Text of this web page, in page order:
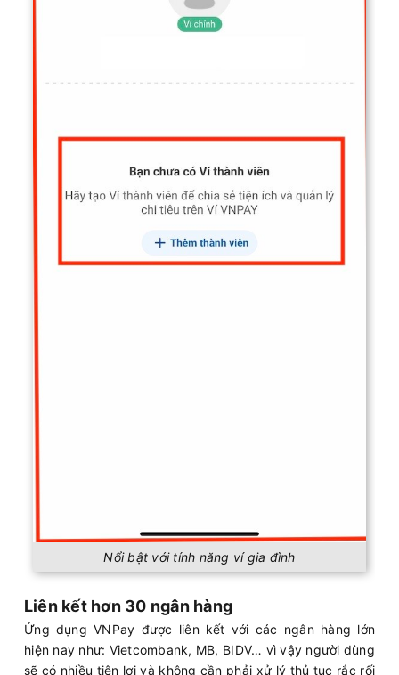
Nổi bật với tính năng ví gia đình
Liên kết hơn 30 ngân hàng
Ứng dụng VNPay được liên kết với các ngân hàng lớn
hiện nay như: Vietcombank, MB, BIDV… vì vậy người dùng
sẽ có nhiều tiện lợi và không cần phải xử lý thủ tục rắc rối